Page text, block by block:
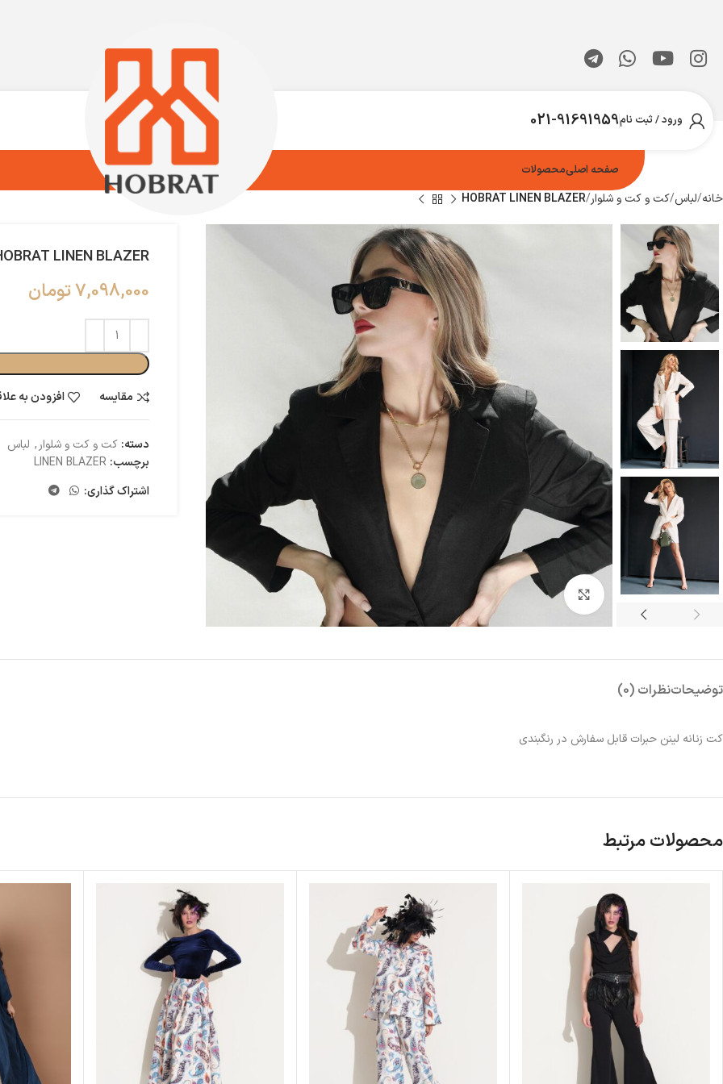
ورود / ثبت نام021-91691959
صفحه اصلیمحصولات
خانه لباس کت و کت و شلوار HOBRAT LINEN BLAZER
بزرگنمایی تصویر
LINEN BLAZER
7,098,000تومان
مقایسه
افزودن به
دسته: کت و کت و شلوار , لباس
برچسب: LINEN BLAZER
اشتراک گذاری:
توضیحاتنظرات (0)
کت زنانه لینن حبرات قابل سفارش در رنگبندی
محصولات مرتبط